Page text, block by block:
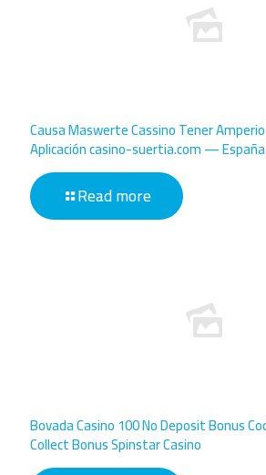
Causa Maswerte Cassino Tener
Aplicación casino-suertia.com —
Read more
Bovada Casino 100 No Deposit Bonus
Collect Bonus Spinstar Casino